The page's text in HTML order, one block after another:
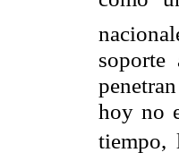
soporte
hoy no
tiempo,